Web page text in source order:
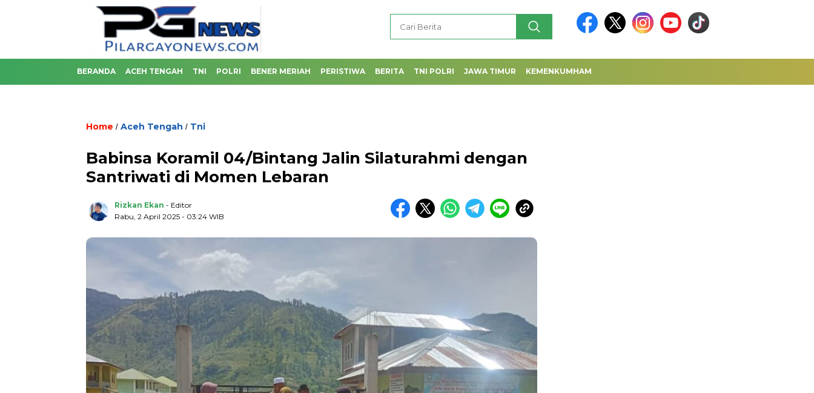
BERANDA ACEH TENGAH TNI POLRI BENER MERIAH PERISTIWA BERITA TNI POLRI JAWA TIMUR KEMENKUMHAM
Home / Aceh Tengah / Tni
Babinsa Koramil 04/Bintang Jalin Silaturahmi dengan
Santriwati di Momen Lebaran
Rizkan Ekan - Editor
Rabu, 2 April 2025 - 03:24 WIB